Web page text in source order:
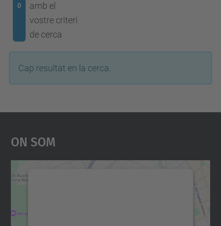
0
amb el
vostre criteri
de cerca
Cap resultat en la cerca.
On Som